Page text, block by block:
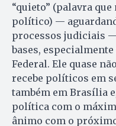
“quieto” (palavra
político) —
processos judiciais
bases,
Federal. Ele quase
recebe políticos em
também em Brasília
política com o
ânimo com o